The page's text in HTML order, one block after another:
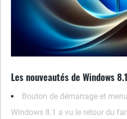
Les nouveautés de Windows 8.1
Bouton de démarrage et
Windows 8.1 a vu le retour du